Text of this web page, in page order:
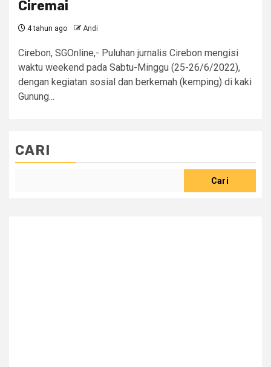
Ciremai
4 tahun ago Andi
Cirebon, SGOnline,- Puluhan jurnalis Cirebon mengisi
waktu weekend pada Sabtu-Minggu (25-26/6/2022),
dengan kegiatan sosial dan berkemah (kemping) di kaki
Gunung...
CARI
Cari